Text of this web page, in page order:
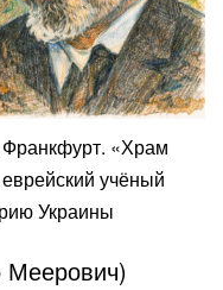
«Храм
учёный
Украины